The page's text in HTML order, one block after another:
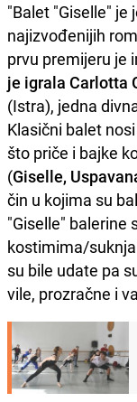
"Balet "Giselle" je
najizvođenijih
prvu premijeru je
je igrala Carlotta
(Istra), jedna
Klasični balet
što priče i bajke
(Giselle,
čin u kojima su
"Giselle" balerine
kostimima/
su bile udate pa
vile, prozračne i